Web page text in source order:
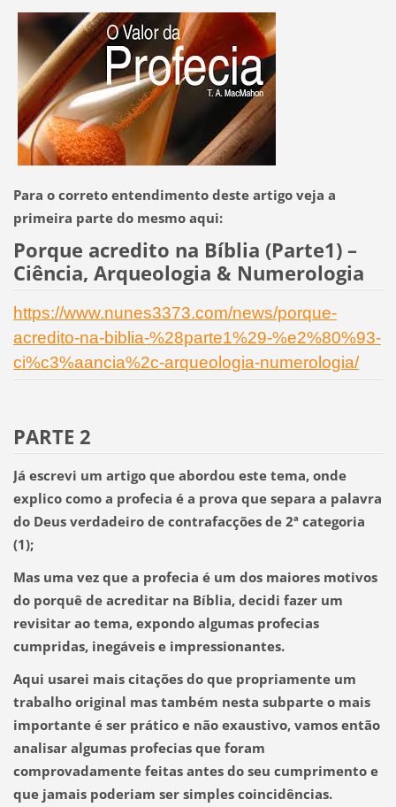
Para o correto entendimento deste artigo veja a
primeira parte do mesmo aqui:
Porque acredito na Bíblia (Parte1) –
Ciência, Arqueologia & Numerologia
https://www.nunes3373.com/news/porque-
acredito-na-biblia-%28parte1%29-%e2%80%93-
ci%c3%aancia%2c-arqueologia-numerologia/
PARTE 2
Já escrevi um artigo que abordou este tema, onde
explico como a profecia é a prova que separa a palavra
do Deus verdadeiro de contrafacções de 2ª categoria
(1);
Mas uma vez que a profecia é um dos maiores motivos
do porquê de acreditar na Bíblia, decidi fazer um
revisitar ao tema, expondo algumas profecias
cumpridas, inegáveis e impressionantes.
Aqui usarei mais citações do que propriamente um
trabalho original mas também nesta subparte o mais
importante é ser prático e não exaustivo, vamos então
analisar algumas profecias que foram
comprovadamente feitas antes do seu cumprimento e
que jamais poderiam ser simples coincidências.